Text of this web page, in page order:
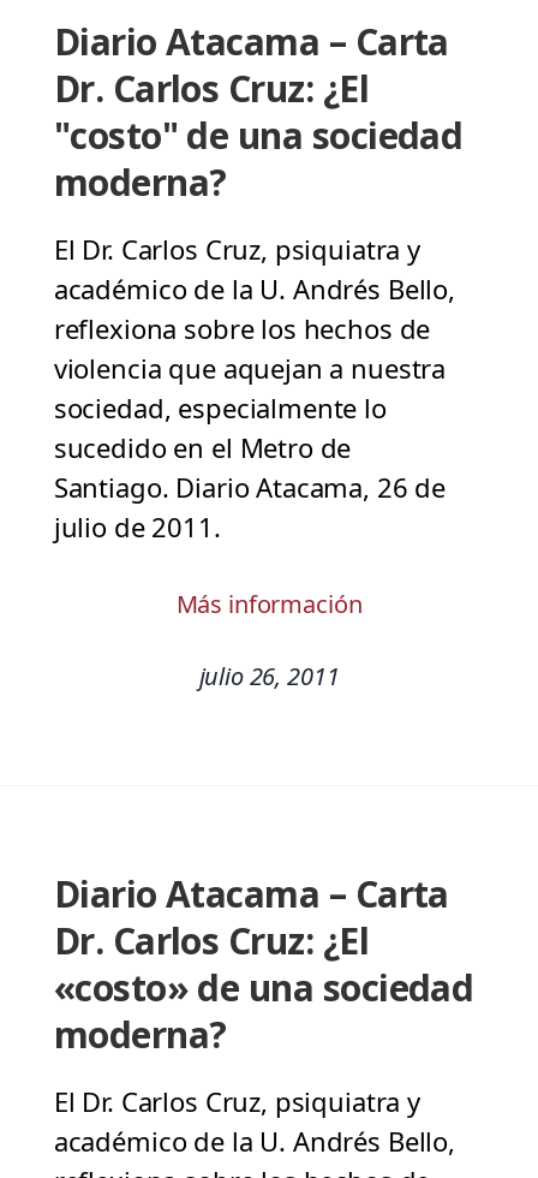
Diario Atacama – Carta
Dr. Carlos Cruz: ¿El
"costo" de una sociedad
moderna?
El Dr. Carlos Cruz, psiquiatra y
académico de la U. Andrés Bello,
reflexiona sobre los hechos de
violencia que aquejan a nuestra
sociedad, especialmente lo
sucedido en el Metro de
Santiago. Diario Atacama, 26 de
julio de 2011.
Más información
julio 26, 2011
Diario Atacama – Carta
Dr. Carlos Cruz: ¿El
«costo» de una sociedad
moderna?
El Dr. Carlos Cruz, psiquiatra y
académico de la U. Andrés Bello,